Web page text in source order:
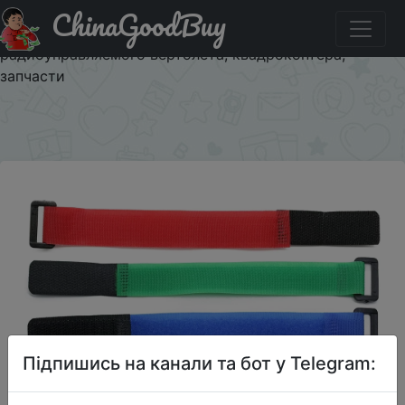
Придбати по акціи Высококачественный 252 см Lipo
зажим для аккумулятора, зажим, цветной ремешок для
радиоуправляемого вертолета, квадрокоптера,
запчасти
ChinaGoodBuy
Підпишись на канали та бот у Telegram: